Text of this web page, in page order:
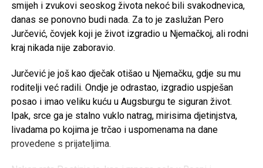
smijeh i zvukovi seoskog života nekoć bili svakodnevica,
danas se ponovno budi nada. Za to je zaslužan Pero
Jurčević, čovjek koji je život izgradio u Njemačkoj, ali rodni
kraj nikada nije zaboravio.
Jurčević je još kao dječak otišao u Njemačku, gdje su mu
roditelji već radili. Ondje je odrastao, izgradio uspješan
posao i imao veliku kuću u Augsburgu te siguran život.
Ipak, srce ga je stalno vuklo natrag, mirisima djetinjstva,
livadama po kojima je trčao i uspomenama na dane
provedene s prijateljima.